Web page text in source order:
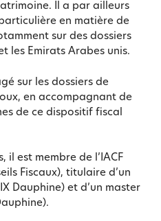
Il a par ailleurs
en matière de
sur des dossiers
les Emirats Arabes unis.
sur les dossiers de
en accompagnant de
de ce dispositif fiscal
il est membre de l’IACF
Fiscaux), titulaire d’un
Dauphine) et d’un master